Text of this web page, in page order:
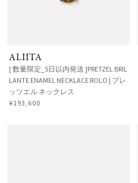
ALIITA
[ 数量限定_5日以内発送 ]PRETZEL BRIL
LANTE ENAMEL NECKLACE ROLO | プレ
ッツエル ネックレス
¥193,600